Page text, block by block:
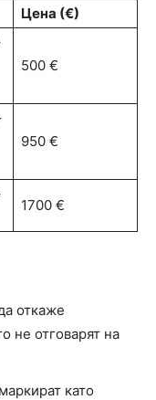
Цена (€)
500 €
950 €
1700 €
откаже
не отговарят на
като